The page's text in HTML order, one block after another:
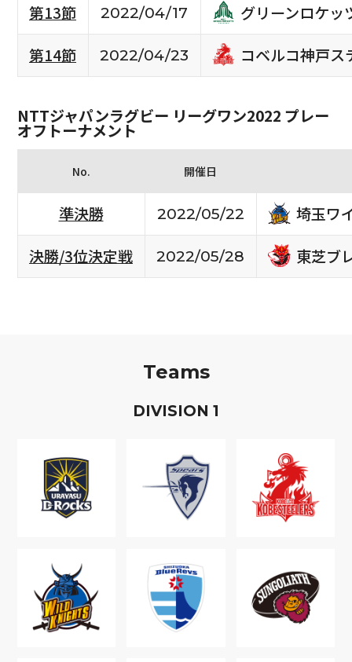
第13節 2022/04/17
グリーンロケッ
第14節
2022/04/23 コベルコ神戸ス
NTTジャパンラグビー リーグワン2022 プレー
オフトーナメント
No. 開催日
準決勝 2022/05/22
埼玉ワ
決勝/3位決定戦
2022/05/28 東芝ブ
Teams
DIVISION 1